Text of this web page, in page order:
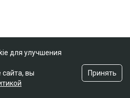
для улучшения
вы
Принять